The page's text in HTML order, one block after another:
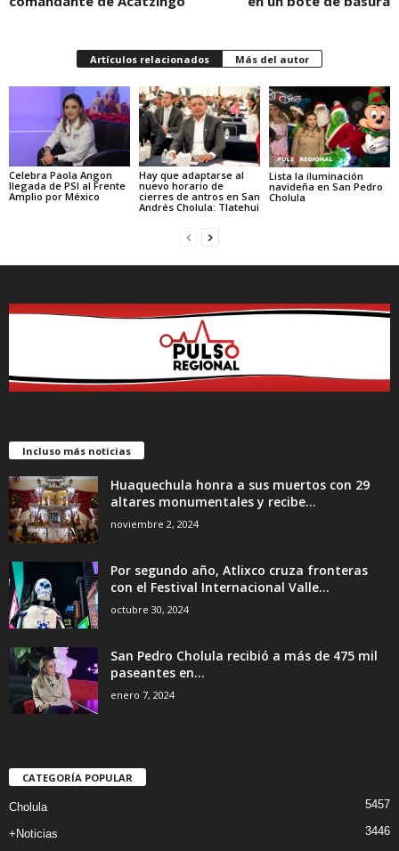
Artículos relacionados Más del autor
Celebra Paola Angon
llegada de PSI al Frente
Amplio por México
Hay que adaptarse al
nuevo horario de
cierres de antros en San
Andrés Cholula: Tlatehui
Lista la iluminación
navideña en San Pedro
Cholula
Incluso más noticias
Huaquechula honra a sus muertos con 29
altares monumentales y recibe...
noviembre 2, 2024
Por segundo año, Atlixco cruza fronteras
con el Festival Internacional Valle...
octubre 30, 2024
San Pedro Cholula recibió a más de 475 mil
paseantes en...
enero 7, 2024
CATEGORÍA POPULAR
Cholula 5457
+Noticias
3446